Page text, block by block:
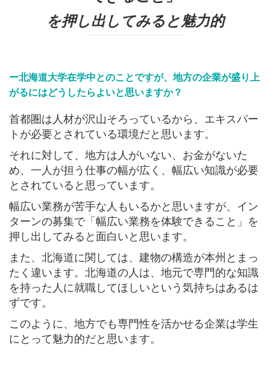
を押し出してみると魅力的
ー北海道大学在学中とのことですが、地方の企業が盛り上
がるにはどうしたらよいと思いますか？
首都圏は人材が沢山そろっているから、エキスパー
トが必要とされている環境だと思います。
それに対して、地方は人がいない、お金がないた
め、一人が担う仕事の幅が広く、幅広い知識が必要
とされていると思っています。
幅広い業務が苦手な人もいるかと思いますが、イン
ターンの募集で「幅広い業務を体験できること」を
押し出してみると面白いと思います。
また、北海道に関しては、建物の構造が本州とまっ
たく違います。北海道の人は、地元で専門的な知識
を持った人に就職してほしいという気持ちはあるは
ずです。
このように、地方でも専門性を活かせる企業は学生
にとって魅力的だと思います。